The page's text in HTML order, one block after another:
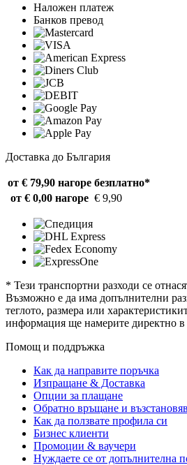
Наложен платеж
Банков превод
Доставка до България
от € 79,90 нагоре безплатно*
от € 0,00 нагоре € 9,90
* Тези транспортни разходи се
Възможно е да има допълнителни
теглото, размера или
информация ще намерите директно в
Помощ и поддръжка
Как да направите поръчка
Изпращане & Доставка
Опции за плащане
Обратно връщане и
Как да ползвате профила си
Бизнес клиенти
Промоции & ваучери
Нуждаете се от допълнителна